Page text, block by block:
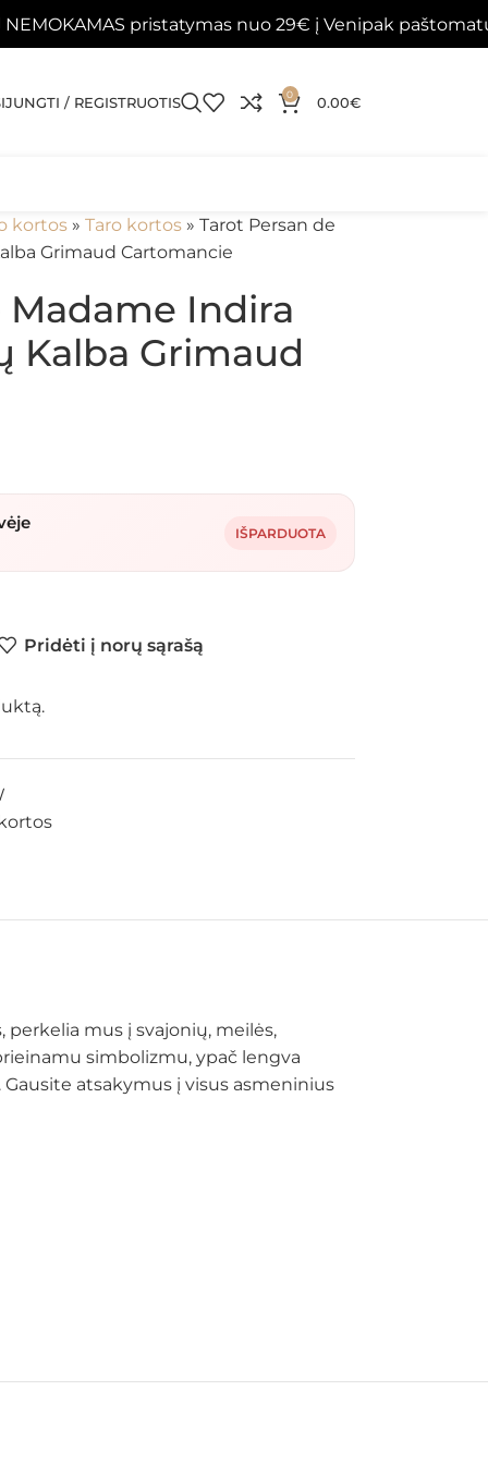
pristatymas nuo 29€ į Venipak paštomatus 📦
/ REGISTRUOTIS 0 0.00€
kortos» Taro kortos» Tarot Persan de
Grimaud Cartomancie
Madame Indira
Kalba Grimaud
IŠPARDUOTA
Pridėti į norų sąrašą
mus į svajonių, meilės,
simbolizmu, ypač lengva
atsakymus į visus asmeninius